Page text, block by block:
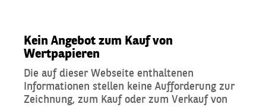
Kein Angebot zum Kauf von
Wertpapieren
Die auf dieser Webseite enthaltenen
Informationen stellen keine Aufforderung zur
Zeichnung, zum Kauf oder zum Verkauf von